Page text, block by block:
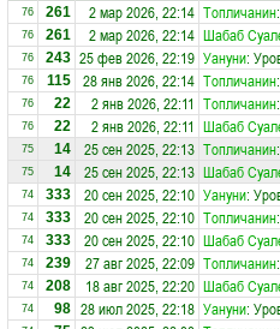
76 261 2 мар 2026, 22:14 Топличанин
76 261 2 мар 2026, 22:14 Шабаб
76 243 25 фев 2026, 22:19 Уануни:
76 115 28 янв 2026, 22:14 Топличанин
76 22 2 янв 2026, 22:11 Топличанин
76 22 2 янв 2026, 22:11 Шабаб
75 14 25 сен 2025, 22:13 Топличанин
75 14 25 сен 2025, 22:13 Шабаб
74 333 20 сен 2025, 22:10 Уануни:
74 333 20 сен 2025, 22:10 Топличанин
74 333 20 сен 2025, 22:10 Шабаб
74 239 27 авг 2025, 22:09 Топличанин
74 208 18 авг 2025, 22:20 Шабаб
74 98 28 июл 2025, 22:18 Уануни: